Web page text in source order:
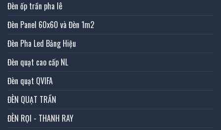
Đèn ốp trần pha lê
Đèn Panel 60x60 và Đèn 1m2
Đèn Pha Led Bảng Hiệu
Đèn quạt cao cấp NL
Đèn quạt QVIFA
ĐÈN QUẠT TRẦN
ĐÈN RỌI - THANH RAY